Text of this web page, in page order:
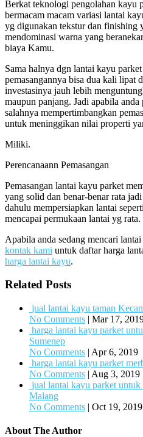
Berkat teknologi pengolahan kayu
bermacam macam variasi lantai
yg digunakan tekstur dan finishing
mendominasi warna yang
biaya Kamu.
Sama halnya dgn lantai kayu
pemasangannya bisa dua kali lipat
investasinya jauh lebih
maupun panjang. Jadi apabila
salahnya mempertimbangkan
untuk meninggikan nilai properti
Miliki.
Perencanaann Pemasangan
Pemasangan lantai kayu parket
yang solid dan benar-benar rata
dahulu mempersiapkan lantai
mencapai permukaan lantai yg rata.
Apabila anda sedang mencari
kontak kami untuk daftar harga
harga lantai kayu.
Related Posts
jual lantai kayu taman
No Comments | Mar 17,
harga lantai kayu parket
Sumenep
No Comments | Apr 6, 2019
harga lantai kayu parket
No Comments | Aug 3, 2019
jual lantai kayu parket
Malang
No Comments | Oct 19, 2019
About The Author